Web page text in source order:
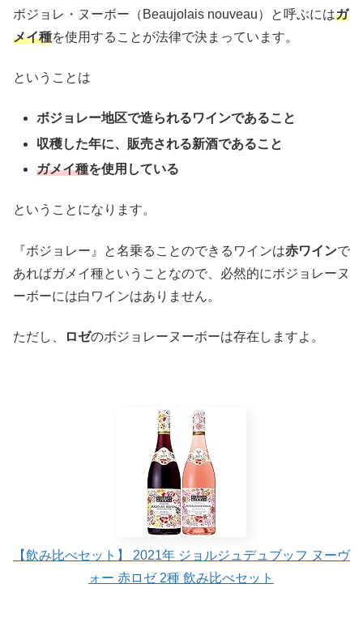
ボジョレ・ヌーボー（Beaujolais nouveau）と呼ぶにはガ
メイ種を使用することが法律で決まっています。
ということは
ボジョレー地区で造られるワインであること
収穫した年に、販売される新酒であること
ガメイ種を使用している
ということになります。
『ボジョレー』と名乗ることのできるワインは赤ワインで
あればガメイ種ということなので、必然的にボジョレーヌ
ーボーには白ワインはありません。
ただし、 ロゼのボジョレーヌーボーは存在しますよ。
【飲み比べセット】 2021年 ジョルジュデュブッフ ヌーヴ
ォー 赤ロゼ 2種 飲み比べセット